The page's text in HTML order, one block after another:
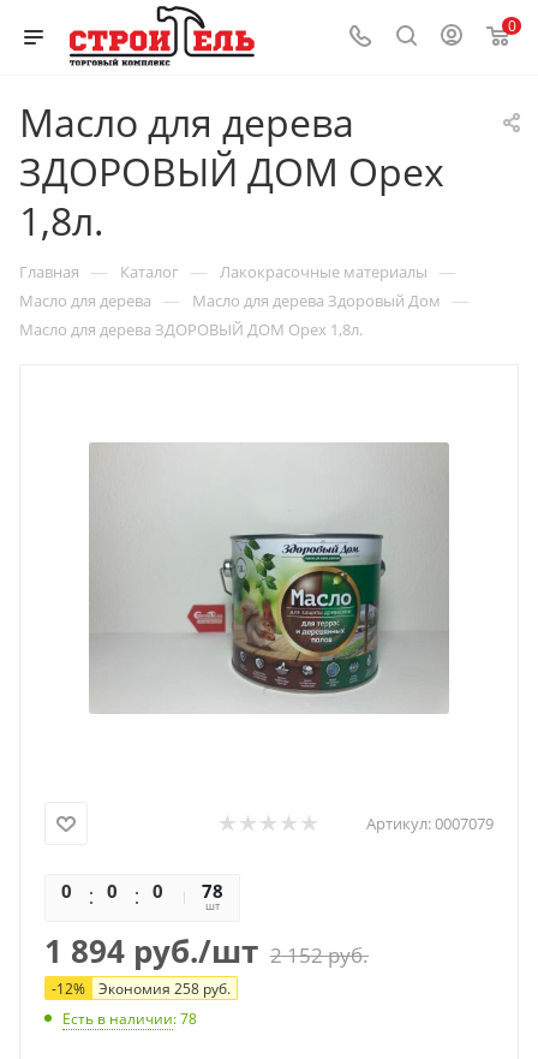
0
Масло для дерева
ЗДОРОВЫЙ ДОМ Орех
1,8л.
Главная — Каталог — Лакокрасочные материалы —
Масло для дерева — Масло для дерева Здоровый Дом —
Масло для дерева ЗДОРОВЫЙ ДОМ Орех 1,8л.
Артикул:0007079
0 0 0 0
78
шт
1 894 руб./шт 2 152руб.
-12% Экономия 258 руб.
Есть в наличии: 78